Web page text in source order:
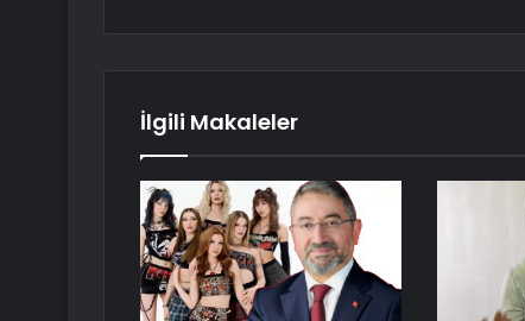
İlgili Makaleler